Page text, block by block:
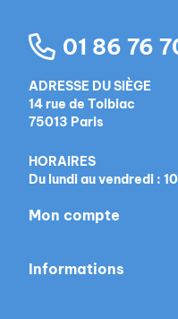
01 86 76
ADRESSE DU SIÈGE
14 rue de Tolbiac
75013 Paris
HORAIRES
Du lundi au vendredi :
Mon compte
Informations